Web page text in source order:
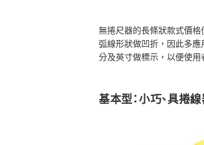
無捲尺器的長條狀款式價
弧線形狀做凹折，因此多
分及英寸做標示，以便使用
基本型：小巧、具捲